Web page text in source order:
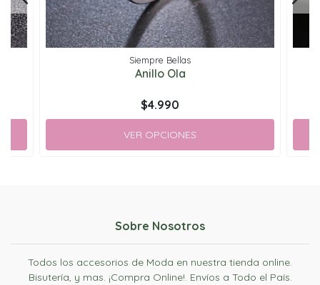
Siempre Bellas
Anillo Ola
$4.990
VER OPCIONES
Sobre Nosotros
Todos los accesorios de Moda en nuestra tienda online.
Bisutería, y mas. ¡Compra Online!. Envíos a Todo el País.